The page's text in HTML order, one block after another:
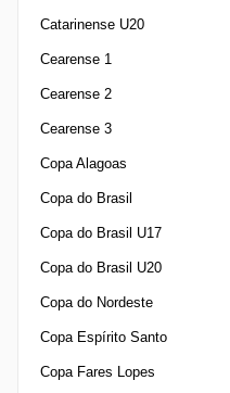
Catarinense U20
Cearense 1
Cearense 2
Cearense 3
Copa Alagoas
Copa do Brasil
Copa do Brasil U17
Copa do Brasil U20
Copa do Nordeste
Copa Espírito Santo
Copa Fares Lopes